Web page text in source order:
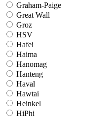
Graham-Paige
Great Wall
Groz
HSV
Hafei
Haima
Hanomag
Hanteng
Haval
Hawtai
Heinkel
HiPhi